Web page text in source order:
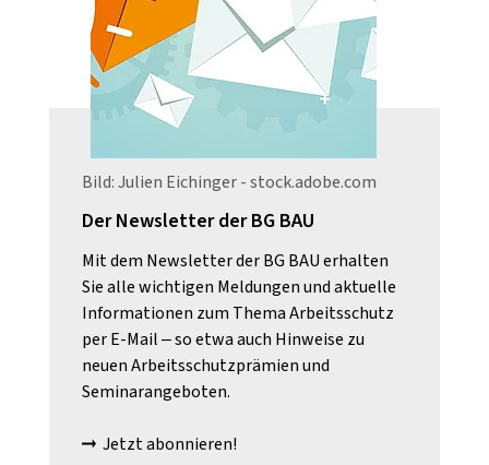
Bild: dragoncello - stock.adobe.com
Die Anschlagmittel werden um die Last
jeweilige Gegenende nach oben geführt
und an den Lasthaken oder eine Traverse
gehängt.
Bild: Julien Eichinger - stock.adobe.com
Der Newsletter der BG BAU
Mit dem Newsletter der BG BAU erhalten
Sie alle wichtigen Meldungen und aktuelle
Informationen zum Thema Arbeitsschutz
per E-Mail – so etwa auch Hinweise zu
neuen Arbeitsschutzprämien und
Seminarangeboten.
Jetzt abonnieren!